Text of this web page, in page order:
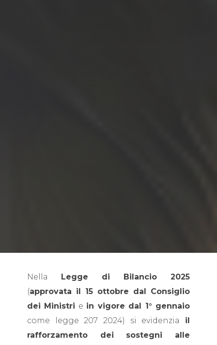
Nella Legge di Bilancio 2025
(approvata il 15 ottobre dal Consiglio
dei Ministri e in vigore dal 1° gennaio
come legge 207 2024) si evidenzia il
rafforzamento dei sostegni alle